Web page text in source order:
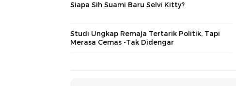
Siapa Sih Suami Baru Selvi Kitty?
Studi Ungkap Remaja Tertarik Politik, Tapi
Merasa Cemas -Tak Didengar